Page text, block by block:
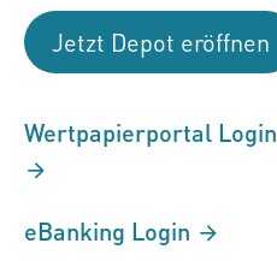
Jetzt Depot eröffnen
Wertpapierportal Login
eBanking Login